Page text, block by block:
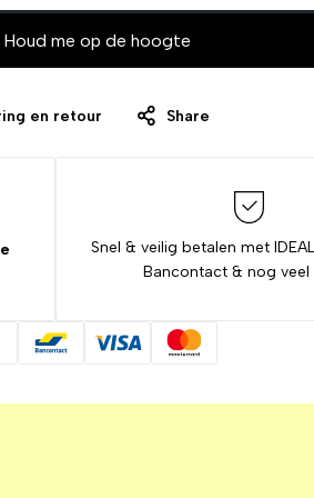
Houd me op de hoogte
en retour Share
Snel & veilig betalen met
Bancontact & nog veel